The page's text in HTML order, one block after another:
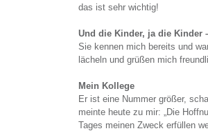
das ist sehr wichtig!
Und die Kinder, ja die Kinder
Sie kennen mich bereits und
lächeln und grüßen mich
Mein Kollege
Er ist eine Nummer größer,
meinte heute zu mir: „Die
Tages meinen Zweck erfüllen